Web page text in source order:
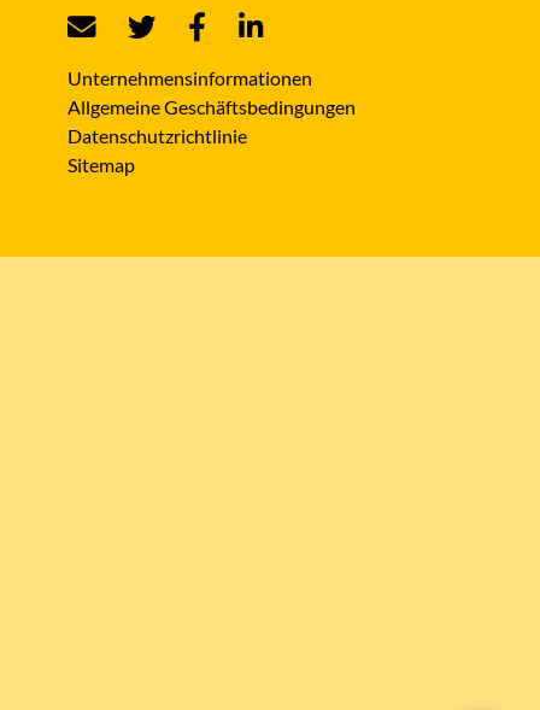
Unternehmensinformationen
Allgemeine Geschäftsbedingungen
Datenschutzrichtlinie
Sitemap